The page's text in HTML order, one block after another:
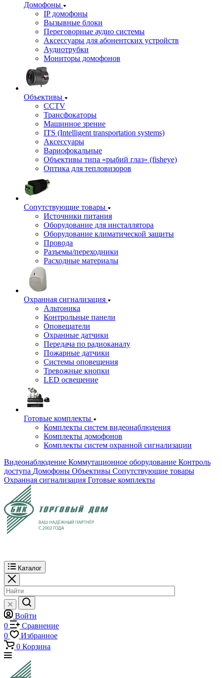
Домофоны
IP домофоны
Вызывные блоки
Переговорные аудио системы
Аксессуары для абонентских устройств
Аудиотрубки
Мониторы домофонов
Объективы
CCTV
Трансфокаторы
Машинное зрение
ITS (Intelligent transportation systems)
Аксессуары
Вариофокальные
Объективы типа «рыбий глаз» (fisheye)
Оптика для тепловизоров
Сопутствующие товары
Источники питания
Оборудование для инсталлятора
Оборудование климатической защиты
Провода
Разъемы/переходники
Расходные материалы
Охранная сигнализация
Альтоника
Контрольные панели
Оповещатели
Охранные датчики
Передача по радиоканалу
Пожарные датчики
Системы оповещения
Тревожные кнопки
LED освещение
Готовые комплекты
Комплекты систем видеонаблюдения
Комплекты домофонов
Комплекты систем охранной сигнализации
Видеонаблюдение Коммутационное оборудование Контроль
доступа Домофоны Объективы Сопутствующие товары
Охранная сигнализация Готовые комплекты
Каталог
Войти
0
Сравнение
0
Избранное
0 Корзина